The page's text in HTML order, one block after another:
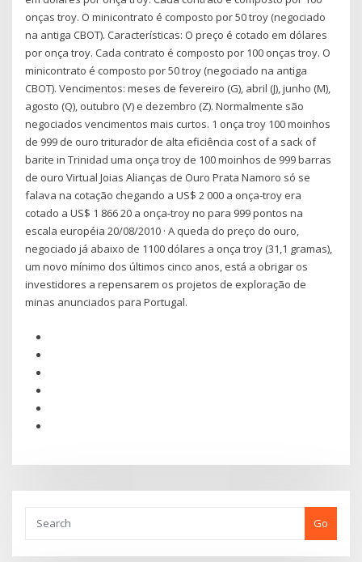
onças troy. O minicontrato é composto por 50 troy (negociado
na antiga CBOT). Características: O preço é cotado em dólares
por onça troy. Cada contrato é composto por 100 onças troy. O
minicontrato é composto por 50 troy (negociado na antiga
CBOT). Vencimentos: meses de fevereiro (G), abril (J), junho (M),
agosto (Q), outubro (V) e dezembro (Z). Normalmente são
negociados vencimentos mais curtos. 1 onça troy 100 moinhos
de 999 de ouro triturador de alta eficiência cost of a sack of
barite in Trinidad uma onça troy de 100 moinhos de 999 barras
de ouro Virtual Joias Alianças de Ouro Prata Namoro só se
falava na cotação chegando a US$ 2 000 a onça-troy era
cotado a US$ 1 866 20 a onça-troy no para 999 pontos na
escala européia 20/08/2010 · A queda do preço do ouro,
negociado já abaixo de 1100 dólares a onça troy (31,1 gramas),
um novo mínimo dos últimos cinco anos, está a obrigar os
investidores a repensarem os projetos de exploração de
minas anunciados para Portugal.
Go